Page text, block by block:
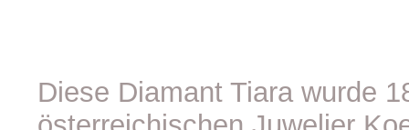
Diese Diamant Tiara wurde